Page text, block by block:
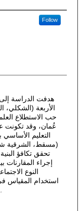
Follow
هدفت الدراسة إلى
الأربعة (الشكلي،
حب الاستطلاع
التعليم
(مسقط، الشرقية
تحقق تكافؤ
إجراء
النوع
استخدام المقياس